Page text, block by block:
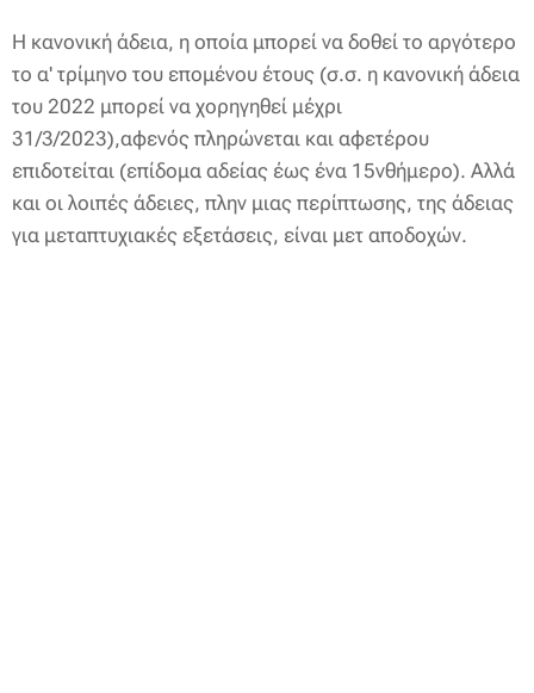
H κανονική άδεια, η οποία μπορεί να δοθεί το αργότερο
το α' τρίμηνο του επομένου έτους (σ.σ. η κανονική άδεια
του 2022 μπορεί να χορηγηθεί μέχρι
31/3/2023),αφενός πληρώνεται και αφετέρου
επιδοτείται (επίδομα αδείας έως ένα 15νθήμερο). Αλλά
και οι λοιπές άδειες, πλην μιας περίπτωσης, της άδειας
για μεταπτυχιακές εξετάσεις, είναι μετ αποδοχών.